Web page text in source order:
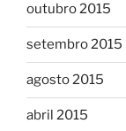
outubro 2015
setembro 2015
agosto 2015
abril 2015